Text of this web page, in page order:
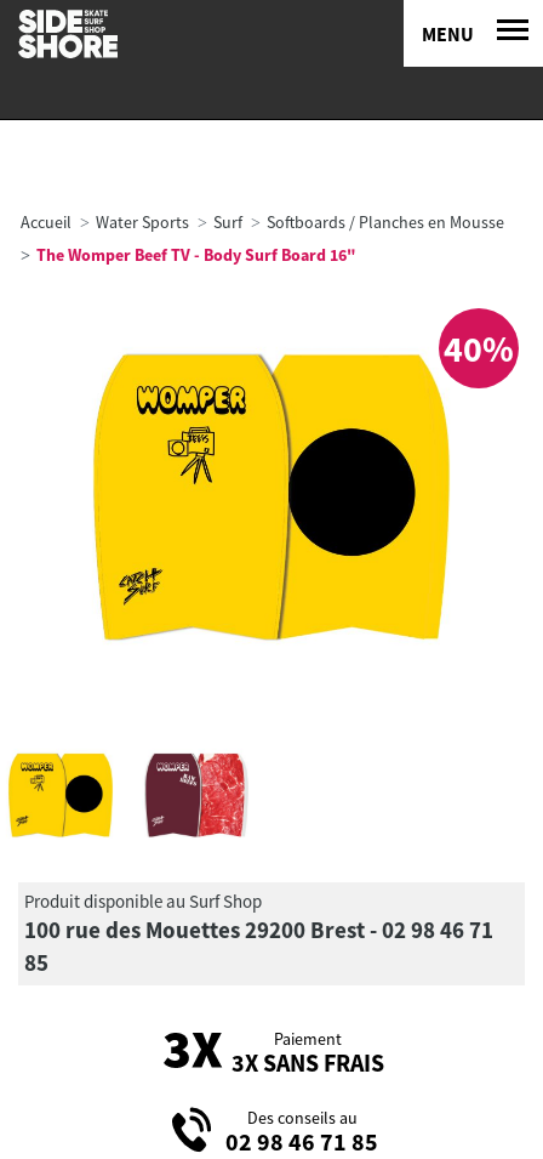
MENU
Accueil Water Sports Surf
Softboards / Planches en Mousse
The Womper Beef TV - Body Surf Board 16"
40%
Produit disponible au Surf Shop
100 rue des Mouettes 29200 Brest - 02 98 46 71
85
Paiement
3X SANS FRAIS
Des conseils au
02 98 46 71 85